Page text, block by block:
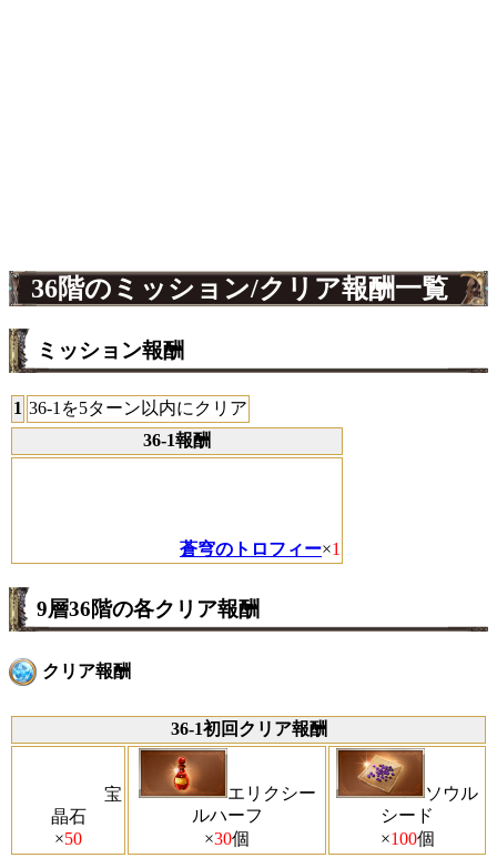
36階のミッション/クリア報酬一覧
ミッション報酬
1 36-1を5ターン以内にクリア
36-1報酬
蒼穹のトロフィー×1
9層36階の各クリア報酬
クリア報酬
36-1初回クリア報酬
宝
晶石
×50
エリクシー
ルハーフ
×30個
ソウル
シード
×100個